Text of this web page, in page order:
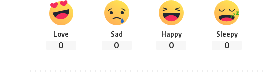
Love
0
Sad
0
Happy
0
Sleepy
0